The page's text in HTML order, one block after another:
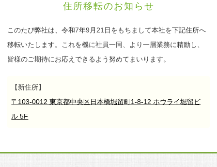
住所移転のお知らせ
このたび弊社は、令和7年9月21日をもちまして本社を下記住所へ
移転いたします。
これを機に社員一同、より一層業務に精励し、
皆様のご期待にお応えできるよう努めてまいります。
【新住所】
〒103-0012 東京都中央区日本橋堀留町1-8-12 ホウライ堀留ビ
ル 5F